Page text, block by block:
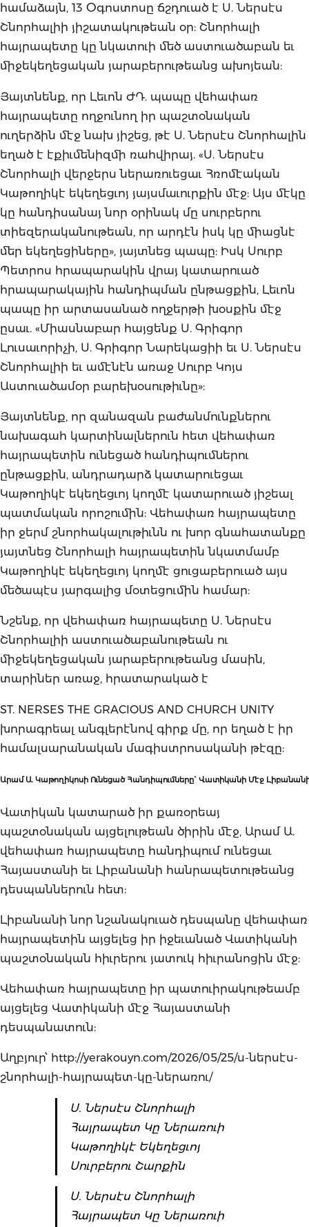
համաձայն, 13 Օգոստոսը ճշդուած է Ս. Ներսէս
Շնորհալիի յիշատակութեան օր: Շնորհալի
հայրապետը կը նկատուի մեծ աստուածաբան եւ
միջեկեղեցական յարաբերութեանց ախոյեան:
Յայտնենք, որ Լեւոն ԺԴ. պապը վեհափառ
հայրապետը ողջունող իր պաշտօնական
ուղերձին մէջ նախ յիշեց, թէ Ս. Ներսէս Շնորհալին
եղած է էքիւմենիզմի ռահվիրայ. «Ս. Ներսէս
Շնորհալի վերջերս ներառուեցաւ Հռոմէական
Կաթողիկէ եկեղեցւոյ յայսմաւուրքին մէջ: Այս մէկը
կը հանդիսանայ նոր օրինակ մը սուրբերու
տիեզերականութեան, որ արդէն իսկ կը միացնէ
մեր եկեղեցիները», յայտնեց պապը: Իսկ Սուրբ
Պետրոս հրապարակին վրայ կատարուած
հրապարակային հանդիպման ընթացքին, Լեւոն
պապը իր արտասանած ողջերթի խօսքին մէջ
ըսաւ. «Միասնաբար հայցենք Ս. Գրիգոր
Լուսաւորիչի, Ս. Գրիգոր Նարեկացիի եւ Ս. Ներսէս
Շնորհալիի եւ ամէնէն առաջ Սուրբ Կոյս
Աստուածամօր բարեխօսութիւնը»:
Յայտնենք, որ զանազան բաժանմունքներու
նախագահ կարտինալներուն հետ վեհափառ
հայրապետին ունեցած հանդիպումներու
ընթացքին, անդրադարձ կատարուեցաւ
Կաթողիկէ եկեղեցւոյ կողմէ կատարուած յիշեալ
պատմական որոշումին: Վեհափառ հայրապետը
իր ջերմ շնորհակալութիւնն ու խոր գնահատանքը
յայտնեց Շնորհալի հայրապետին նկատմամբ
Կաթողիկէ եկեղեցւոյ կողմէ ցուցաբերուած այս
մեծապէս յարգալից մօտեցումին համար:
Նշենք, որ վեհափառ հայրապետը Ս. Ներսէս
Շնորհալիի աստուածաբանութեան ու
միջեկեղեցական յարաբերութեանց մասին,
տարիներ առաջ, հրատարակած է
ST. NERSES THE GRACIOUS AND CHURCH UNITY
խորագրեալ անգլերէնով գիրք մը, որ եղած է իր
համալսարանական մագիստրոսականի թէզը:
Արամ Ա. Կաթողիկոսի Ունեցած Հանդիպումները` Վատիկանի Մէջ
Վատիկան կատարած իր քառօրեայ
պաշտօնական այցելութեան ծիրին մէջ, Արամ Ա.
վեհափառ հայրապետը հանդիպում ունեցաւ
Հայաստանի եւ Լիբանանի հանրապետութեանց
դեսպաններուն հետ:
Լիբանանի նոր նշանակուած դեսպանը վեհափառ
հայրապետին այցելեց իր իջեւանած Վատիկանի
պաշտօնական հիւրերու յատուկ հիւրանոցին մէջ:
Վեհափառ հայրապետը իր պատուիրակութեամբ
այցելեց Վատիկանի մէջ Հայաստանի
դեսպանատուն:
Աղբյուր՝ http://yerakouyn.com/2026/05/25/ս-ներսէս-
շնորհալի-հայրապետ-կը-ներառու/
Ս. Ներսէս Շնորհալի
Հայրապետ Կը Ներառուի
Կաթողիկէ Եկեղեցւոյ
Սուրբերու Շարքին
Ս. Ներսէս Շնորհալի
Հայրապետ Կը Ներառուի